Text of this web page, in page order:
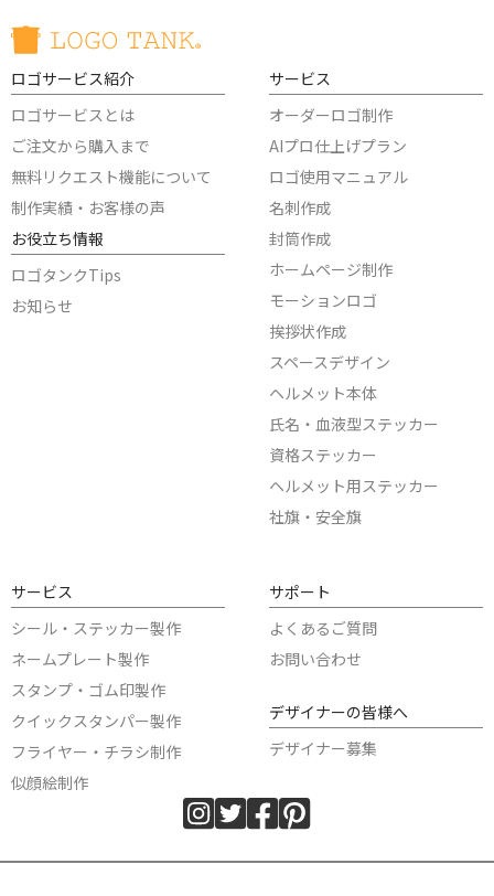
ロゴサービス紹介
ロゴサービスとは
ご注文から購入まで
無料リクエスト機能について
制作実績・お客様の声
お役立ち情報
ロゴタンクTips
お知らせ
サービス
オーダーロゴ制作
AIプロ仕上げプラン
ロゴ使用マニュアル
名刺作成
封筒作成
ホームページ制作
モーションロゴ
挨拶状作成
スペースデザイン
ヘルメット本体
氏名・血液型ステッカー
資格ステッカー
ヘルメット用ステッカー
社旗・安全旗
サービス
シール・ステッカー製作
ネームプレート製作
スタンプ・ゴム印製作
クイックスタンパー製作
フライヤー・チラシ制作
似顔絵制作
サポート
よくあるご質問
お問い合わせ
デザイナーの皆様へ
デザイナー募集